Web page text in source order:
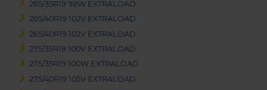
265/35R19 98W EXTRALOAD
265/40R19 102V EXTRALOAD
265/40R19 102V EXTRALOAD
275/35R19 100V EXTRALOAD
275/35R19 100W EXTRALOAD
275/40R19 105V EXTRALOAD